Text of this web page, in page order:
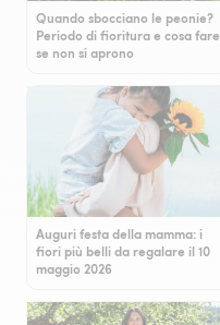
Quando sbocciano le peonie?
Periodo di fioritura e cosa fare
se non si aprono
Auguri festa della mamma: i
fiori più belli da regalare il 10
maggio 2026